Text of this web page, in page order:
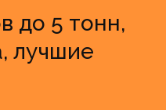
до 5 тонн,
лучшие